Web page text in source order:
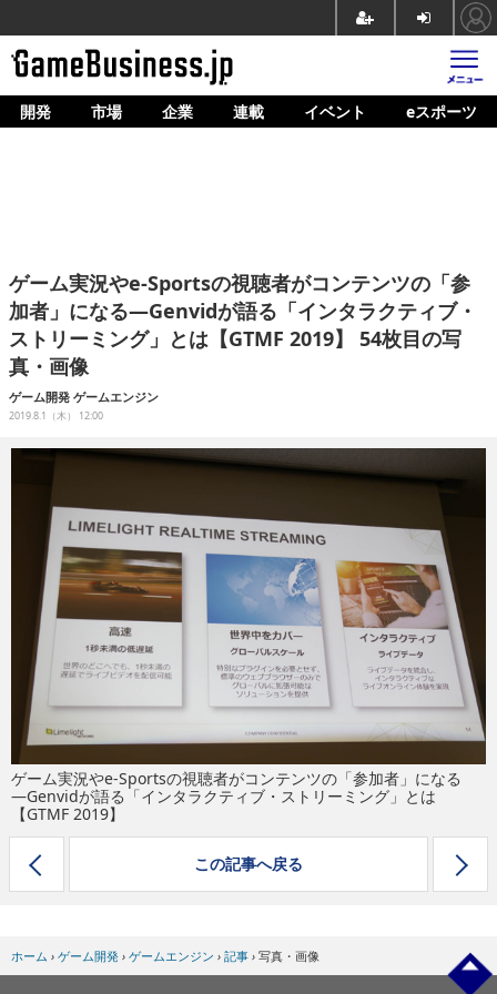
ホーム
企業動向
人材育成
産業政策
eスポーツ
開発 市場 企業 連載 イベント eスポーツ
ゲーム実況やe-Sportsの視聴者がコンテンツの「参
加者」になる―Genvidが語る「インタラクティブ・
ストリーミング」とは【GTMF 2019】 54枚目の写
真・画像
ゲーム開発 ゲームエンジン
2019.8.1（木） 12:00
ゲーム実況やe-Sportsの視聴者がコンテンツの「参加者」になる
―Genvidが語る「インタラクティブ・ストリーミング」とは
【GTMF 2019】
この記事へ戻る
ホーム › ゲーム開発 › ゲームエンジン › 記事 › 写真・画像